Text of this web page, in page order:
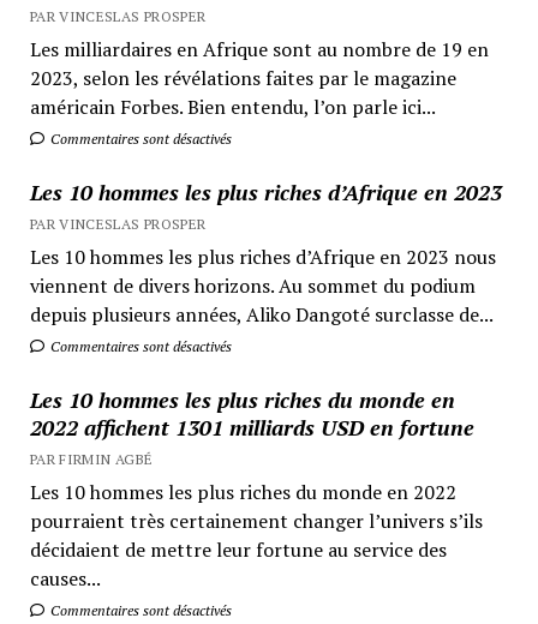
PAR VINCESLAS PROSPER
Les milliardaires en Afrique sont au nombre de 19 en
2023, selon les révélations faites par le magazine
américain Forbes. Bien entendu, l’on parle ici...
Commentaires sont désactivés
Les 10 hommes les plus riches d’Afrique en 2023
PAR VINCESLAS PROSPER
Les 10 hommes les plus riches d’Afrique en 2023 nous
viennent de divers horizons. Au sommet du podium
depuis plusieurs années, Aliko Dangoté surclasse de...
Commentaires sont désactivés
Les 10 hommes les plus riches du monde en
2022 affichent 1301 milliards USD en fortune
PAR FIRMIN AGBÉ
Les 10 hommes les plus riches du monde en 2022
pourraient très certainement changer l’univers s’ils
décidaient de mettre leur fortune au service des
causes...
Commentaires sont désactivés